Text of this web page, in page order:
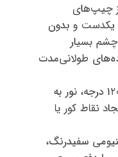
چیپ‌های
یکدست و بدون
بسیار
طولانی‌مدت
زاویه تابش گسترده: با زاویه تابش ۱۲۰ درجه، نور به
نقاط کور یا
سفیدرنگ،